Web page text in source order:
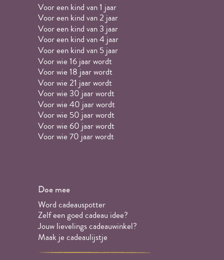
Voor een kind van 1 jaar
Voor een kind van 2 jaar
Voor een kind van 3 jaar
Voor een kind van 4 jaar
Voor een kind van 5 jaar
Voor wie 16 jaar wordt
Voor wie 18 jaar wordt
Voor wie 21 jaar wordt
Voor wie 30 jaar wordt
Voor wie 40 jaar wordt
Voor wie 50 jaar wordt
Voor wie 60 jaar wordt
Voor wie 70 jaar wordt
Doe mee
Word cadeauspotter
Zelf een goed cadeau idee?
Jouw lievelings cadeauwinkel?
Maak je cadeaulijstje